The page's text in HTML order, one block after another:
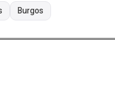
Burgos